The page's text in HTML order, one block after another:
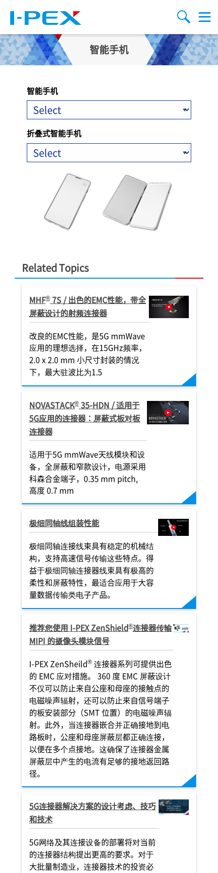
搜索
Menu
智能手机
智能手机
折叠式智能手机
0.3 mm间
NOVASTACK ®35-P
0.7 mm 嵌合高度，0.35 mm 间
源端子的板对板连接器
BOARD-TO-BOARD POWER PIN
全屏蔽型，
道最高40
叠高度，
连接器
EMI SHIELD
NOVASTACK ®35-P
0.7 mm 嵌合高度，0.35 mm 间
源端子的板对板连接器
BOARD-TO-BOARD POWER PIN
全屏蔽型，
频与高速传
BOARD-TO-
叠高度，
连接器
EMI SHIELD
CABLINE®-CX II Without Cover
较窄间距（0.25 mm pitch）, 较低
max), 机械锁扣，带屏蔽，多点接
地设计，水平插拔款的极细同轴线
连接器
适合通孔解
插拔款的极
MICRO-
mm 间
POWER PIN
MINIFLEX®175-ST
超低背 (高度 = 0.52 mm)，0.175
FPC
低背(高度=
NOVASTACK®-B
0.6 mm 堆叠高度，0.4 mm 间距，
板连接器
BOARD-TO-BOARD POWER PIN
弹片
NOVASTACK® 35-HDN
全屏蔽型，0.7 mm 堆叠高度，
频与高速传输的板对板连接器
BOARD-TO-BOARD EMI SHIELD
M.2 行业标
GHz 的插入
MP-A
= 0.8 mm
锁扣，0.4
的极细同轴
CABLINE® -UX II
适合通孔解决方案的超细设计，窄
插拔款的极细同轴线连接器
MICRO-COAXIAL DISCRETE WIRE
较窄间距（
max.), EMI屏
计，机械锁
Related Topics
MHF®7S / 出色的EMC性能，带全
屏蔽设计的射频连接器
改良的EMC性能，是5G mmWave
应用的理想选择，在15GHz频率，
2.0 x 2.0 mm 小尺寸封装的情况
下，最大驻波比为1.5
NOVASTACK®35-HDN / 适用于
5G应用的连接器：屏蔽式板对板
连接器
适用于5G mmWave天线模块和设
备，全屏蔽和窄款设计，电源采用
科森合金端子，0.35 mm pitch,
高度 0.7 mm
极细同轴线组装性能
极细同轴连接线束具有稳定的机械结
构，支持高速信号传输这些特点。得
益于极细同轴连接器线束具有极高的
柔性和屏蔽特性，最适合应用于大容
量数据传输类电子产品。
推荐您使用 I-PEXZenShield®连接器传输
MIPI 的摄像头模块信号
I-PEXZenSheild®连接器系列可提供出色
的 EMC 应对措施。 360 度 EMC 屏蔽设计
不仅可以防止来自公座和母座的接触点的
电磁噪声辐射，还可以防止来自信号端子
的板安装部分（SMT 位置）的电磁噪声辐
射。此外，当连接器嵌合并正确接地到电
路板时，公座和母座屏蔽层都正确连接，
以便在多个点接地。这确保了连接器金属
屏蔽层中产生的电流有足够的接地返回路
径。
5G连接器解决方案的设计考虑、技巧
和技术
5G网络及其连接设备的部署将对当前
的连接器结构提出更高的要求。对于
大批量制造业，连接器技术的投资必